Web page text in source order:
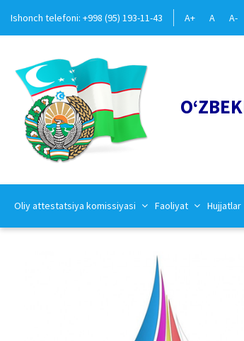
Ishonch telefoni: +998 (95) 193-11-43 A+ A A-
Oliy attestatsiya komissiyasi Faoliyat Hujjatlar